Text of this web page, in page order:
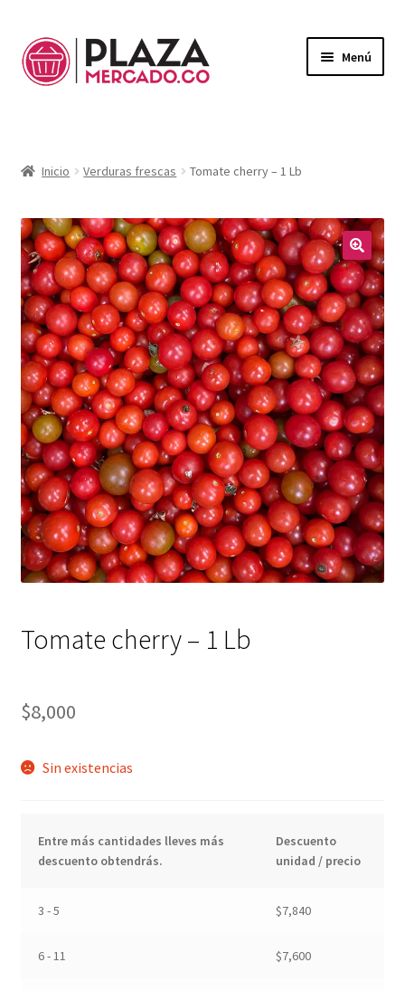
Menú
Mi Cuenta
el
menú
hijo
Mi Carrito
Inicio Verduras frescas Tomate cherry – 1 Lb
🔍
Tomate cherry – 1 Lb
$8,000
Sin existencias
Entre más cantidades lleves más
descuento obtendrás.
Descuento
unidad / precio
3 - 5 $7,840
6 - 11 $7,600